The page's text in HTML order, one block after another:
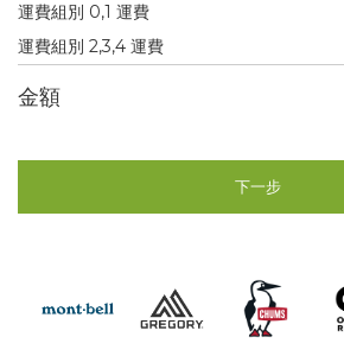
運費組別 0,1 運費
運費組別 2,3,4 運費
金額
下一步